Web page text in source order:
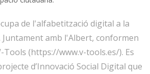
de l'alfabetització digital a la
Juntament amb l'Albert, conformen
Tools (https://www.v-tools.es/). Es
d’Innovació Social Digital que